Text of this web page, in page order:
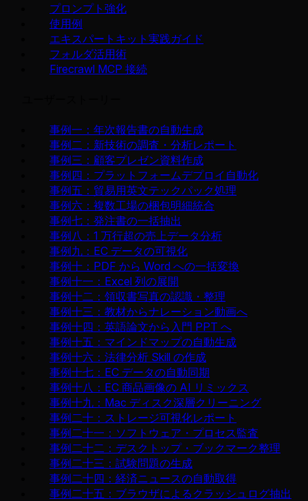
プロンプト強化
使用例
エキスパートキット実践ガイド
フォルダ活用術
Firecrawl MCP 接続
事例一：年次報告書の自動生成
事例二：新技術の調査・分析レポート
事例三：顧客プレゼン資料作成
事例四：プラットフォームデプロイ自動化
事例五：貿易用英文テックパック処理
事例六：複数工場の梱包明細統合
事例七：発注書の一括抽出
事例八：1 万行超の売上データ分析
事例九：EC データの可視化
事例十：PDF から Word への一括変換
事例十一：Excel 列の展開
事例十二：領収書写真の認識・整理
事例十三：教材からナレーション動画へ
事例十四：英語論文から入門 PPT へ
事例十五：マインドマップの自動生成
事例十六：法律分析 Skill の作成
事例十七：EC データの自動同期
事例十八：EC 商品画像の AI リミックス
事例十九：Mac ディスク深層クリーニング
事例二十：ストレージ可視化レポート
事例二十一：ソフトウェア・プロセス監査
事例二十二：デスクトップ・ブックマーク整理
事例二十三：試験問題の生成
事例二十四：経済ニュースの自動取得
事例二十五：ブラウザによるクラッシュログ抽出